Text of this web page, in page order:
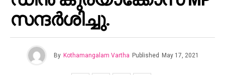
സന്ദർശിച്ചു.
By Kothamangalam Vartha Published May 17, 2021